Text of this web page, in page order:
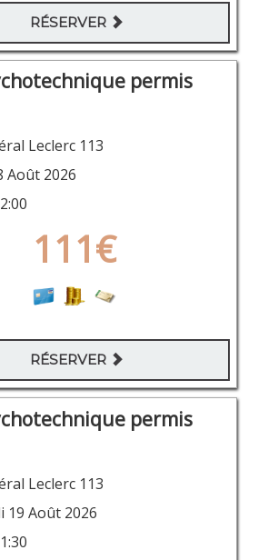
RÉSERVER
permis
Leclerc 113
Août 2026
111€
RÉSERVER
permis
Leclerc 113
19 Août 2026